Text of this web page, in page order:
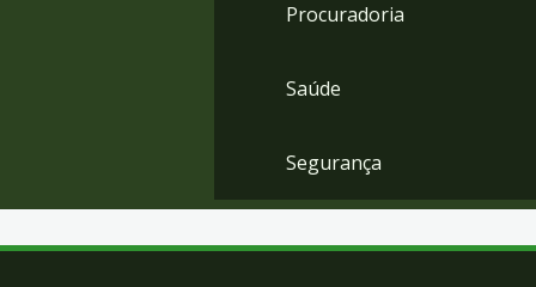
Procuradoria
Saúde
Segurança